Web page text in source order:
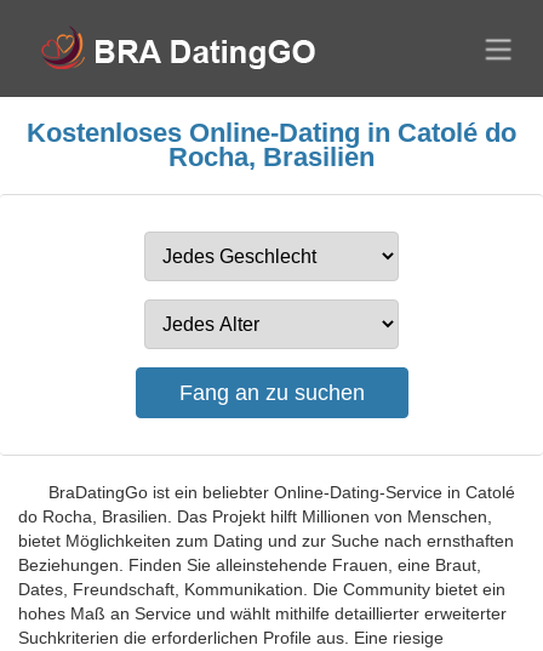
Kostenloses Online-Dating in Catolé do
Rocha, Brasilien
BraDatingGo ist ein beliebter Online-Dating-Service in Catolé
do Rocha, Brasilien. Das Projekt hilft Millionen von Menschen,
bietet Möglichkeiten zum Dating und zur Suche nach ernsthaften
Beziehungen. Finden Sie alleinstehende Frauen, eine Braut,
Dates, Freundschaft, Kommunikation. Die Community bietet ein
hohes Maß an Service und wählt mithilfe detaillierter erweiterter
Suchkriterien die erforderlichen Profile aus. Eine riesige